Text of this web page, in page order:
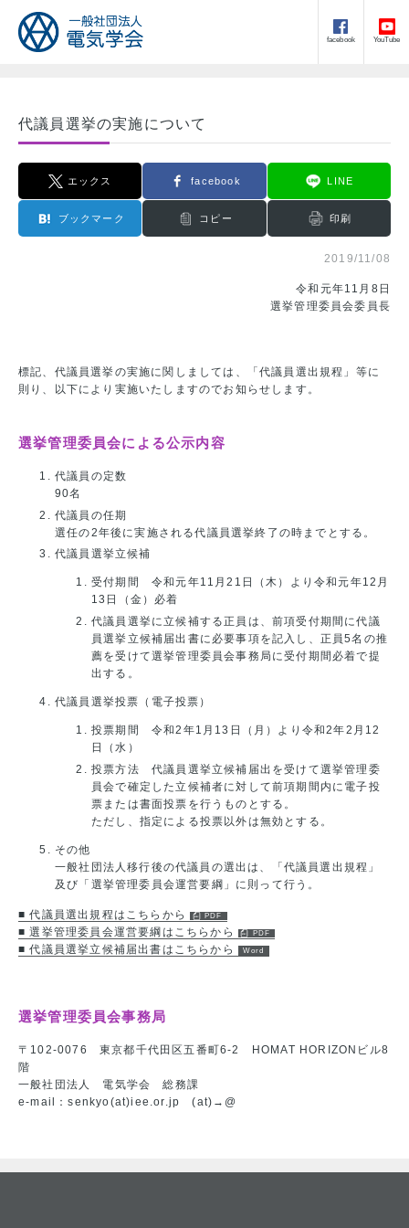
facebook YouTube
代議員選挙の実施について
エックス facebook LINE
ブックマーク コピー 印刷
2019/11/08
令和元年11月8日
選挙管理委員会委員長
標記、代議員選挙の実施に関しましては、「代議員選出規程」等に
則り、以下により実施いたしますのでお知らせします。
選挙管理委員会による公示内容
代議員の定数
90名
代議員の任期
選任の2年後に実施される代議員選挙終了の時までとする。
代議員選挙立候補
受付期間 令和元年11月21日（木）より令和元年12月
13日（金）必着
代議員選挙に立候補する正員は、前項受付期間に代議
員選挙立候補届出書に必要事項を記入し、正員5名の推
薦を受けて選挙管理委員会事務局に受付期間必着で提
出する。
代議員選挙投票（電子投票）
投票期間 令和2年1月13日（月）より令和2年2月12
日（水）
投票方法 代議員選挙立候補届出を受けて選挙管理委
員会で確定した立候補者に対して前項期間内に電子投
票または書面投票を行うものとする。
ただし、指定による投票以外は無効とする。
その他
一般社団法人移行後の代議員の選出は、「代議員選出規程」
及び「選挙管理委員会運営要綱」に則って行う。
■ 代議員選出規程はこちらから
■ 選挙管理委員会運営要綱はこちらから
■ 代議員選挙立候補届出書はこちらから
選挙管理委員会事務局
〒102-0076 東京都千代田区五番町6-2 HOMAT HORIZONビル8
階
一般社団法人 電気学会 総務課
e-mail：senkyo(at)iee.or.jp (at)→@